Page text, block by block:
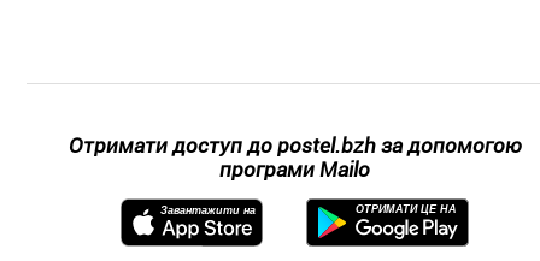
Отримати доступ до postel.bzh за допомогою
програми Mailo
Завантажити на ОТРИМАТИ ЦЕ НА